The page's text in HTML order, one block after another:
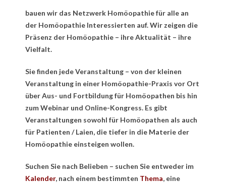
bauen wir das Netzwerk Homöopathie für alle an
der Homöopathie Interessierten auf. Wir zeigen die
Präsenz der Homöopathie – ihre Aktualität – ihre
Vielfalt.
Sie finden jede Veranstaltung – von der kleinen
Veranstaltung in einer Homöopathie-Praxis vor Ort
über Aus- und Fortbildung für Homöopathen bis hin
zum Webinar und Online-Kongress. Es gibt
Veranstaltungen sowohl für Homöopathen als auch
für Patienten / Laien, die tiefer in die Materie der
Homöopathie einsteigen wollen.
Suchen Sie nach Belieben – suchen Sie entweder im
Kalender, nach einem bestimmten Thema, eine